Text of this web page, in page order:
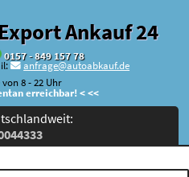
Ankauf 24
0157 - 849 157 78
anfrage@autoabkauf.de
8 - 22 Uhr
erreichbar! < <<